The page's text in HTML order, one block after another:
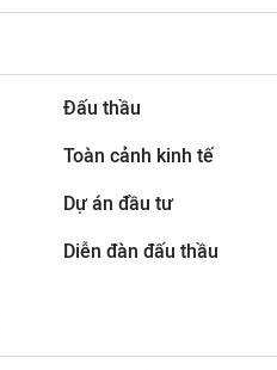
Đấu thầu
Toàn cảnh kinh tế
Dự án đầu tư
Diễn đàn đấu thầu